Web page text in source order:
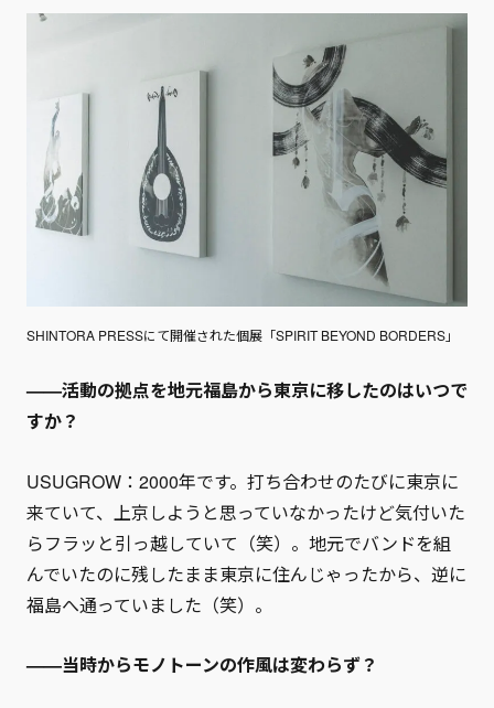
SHINTORA PRESSにて開催された個展「SPIRIT BEYOND BORDERS」
——活動の拠点を地元福島から東京に移したのはいつで
すか？
USUGROW：2000年です。打ち合わせのたびに東京に
来ていて、上京しようと思っていなかったけど気付いた
らフラッと引っ越していて（笑）。地元でバンドを組
んでいたのに残したまま東京に住んじゃったから、逆に
福島へ通っていました（笑）。
——当時からモノトーンの作風は変わらず？